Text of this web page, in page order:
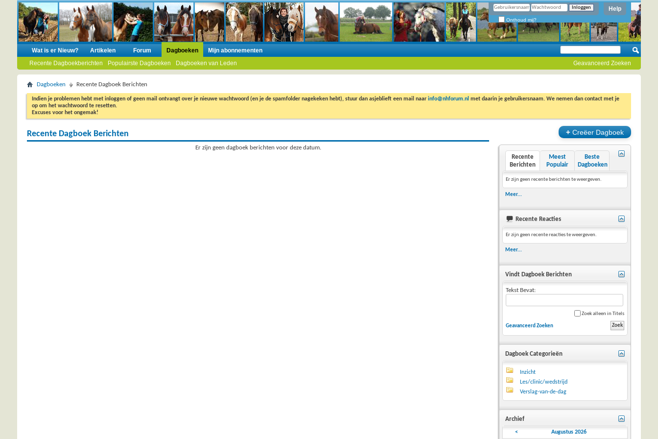
Help
Onthoud mij?
Wat is er Nieuw? Artikelen Forum
Dagboeken
Recente Dagboekberichten
Populairste Dagboeken Dagboeken van Leden
Mijn abonnementen
Geavanceerd Zoeken
Dagboeken Recente Dagboek Berichten
Indien je problemen hebt met inloggen of geen mail ontvangt over je nieuwe wachtwoord (en je de spamfolder nagekeken hebt), stuur dan asjeblieft een mail naar info@nhforum.nl met daarin je gebruikersnaam. We nemen dan contact met je
op om het wachtwoord te resetten.
Excuses voor het ongemak!
Recente Dagboek Berichten
Er zijn geen dagboek berichten voor deze datum.
+ Creëer Dagboek
Recente
Berichten
Meest
Populair
Beste
Dagboeken
Er zijn geen recente berichten te weergeven.
Meer...
Recente Reacties
Er zijn geen recente reacties te weergeven.
Meer...
Vindt Dagboek Berichten
Tekst Bevat:
Zoek alleen in Titels
Geavanceerd Zoeken
Dagboek Categorieën
Inzicht
Les/clinic/wedstrijd
Verslag-van-de-dag
Archief
< Augustus 2026